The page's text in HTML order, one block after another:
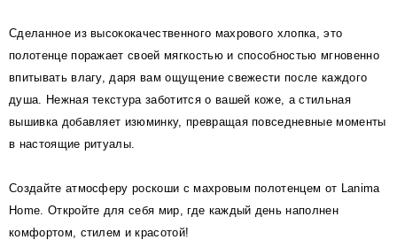
Сделанное из высококачественного махрового хлопка, это
полотенце поражает своей мягкостью и способностью мгновенно
впитывать влагу, даря вам ощущение свежести после каждого
душа. Нежная текстура заботится о вашей коже, а стильная
вышивка добавляет изюминку, превращая повседневные моменты
в настоящие ритуалы.
Создайте атмосферу роскоши с махровым полотенцем от Lanima
Home. Откройте для себя мир, где каждый день наполнен
комфортом, стилем и красотой!